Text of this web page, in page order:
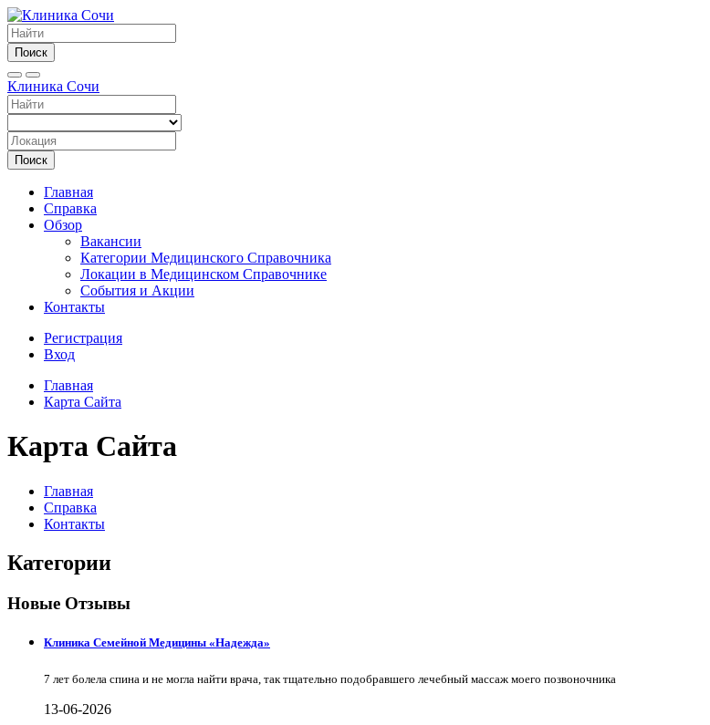
Поиск
Клиника Сочи
Поиск
Главная
Справка
Обзор
Вакансии
Категории Медицинского Справочника
Локации в Медицинском Справочнике
События и Акции
Контакты
Регистрация
Вход
Главная
Карта Сайта
Карта Сайта
Главная
Справка
Контакты
Категории
Новые Отзывы
Клиника Семейной Медицины «Надежда»
7 лет болела спина и не могла найти врача, так тщательно подобравшего лечебный массаж моего позвоночника
13-06-2026